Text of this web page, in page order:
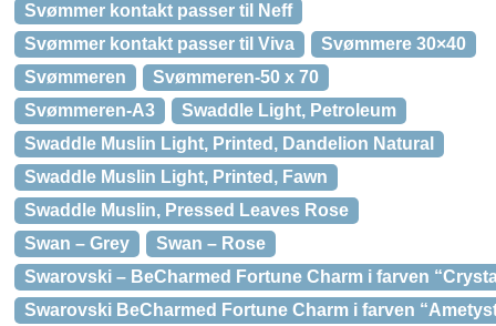
Svømmer kontakt passer til Neff
Svømmer kontakt passer til Viva
Svømmere 30×40
Svømmeren
Svømmeren-50 x 70
Svømmeren-A3
Swaddle Light, Petroleum
Swaddle Muslin Light, Printed, Dandelion Natural
Swaddle Muslin Light, Printed, Fawn
Swaddle Muslin, Pressed Leaves Rose
Swan – Grey
Swan – Rose
Swarovski – BeCharmed Fortune Charm i farven
Swarovski BeCharmed Fortune Charm i farven